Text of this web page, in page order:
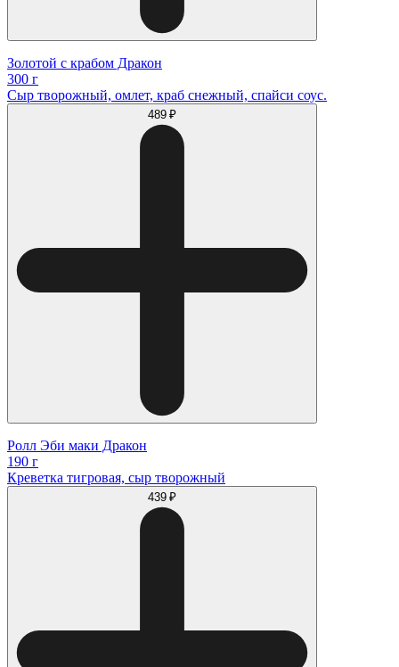
Золотой с крабом Дракон
300 г
Сыр творожный, омлет, краб снежный, спайси соус.
489 ₽
Ролл Эби маки Дракон
190 г
Креветка тигровая, сыр творожный
439 ₽